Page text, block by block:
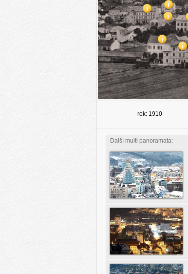
rok: 1910
Další multi panoramata: